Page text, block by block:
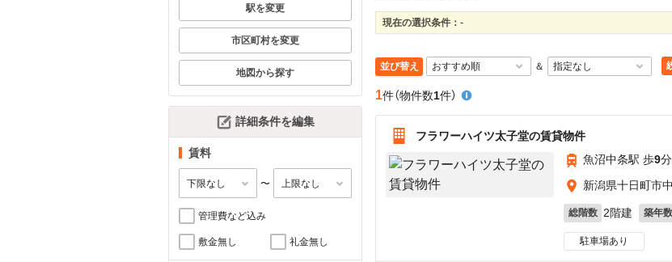
駅を変更
市区町村を変更
地図から探す
詳細条件を編集
賃料
〜
管理費など込み
敷金無し 礼金無し
現在の選択条件： -
並び替え ＆
1件（物件数1件）
フラワーハイツ太子堂の賃貸物件
魚沼中条駅 歩9分
新潟県十日町市
総階数 2階建 築年数
駐車場あり